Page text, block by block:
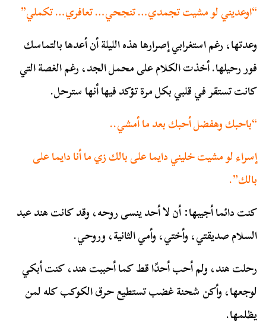
“اوعديني لو مشيت تجمدي… تنجحي… تعافري… تكملي”
وعدتها، رغم استغرابي إصرارها هذه الليلة أن أعدها بالتماسك
فور رحيلها. أخذت الكلام على محمل الجد، رغم الغصة التي
كانت تستقر في قلبي بكل مرة تؤكد فيها أنها سترحل.
“باحبك وهفضل أحبك بعد ما أمشي..
إسراء لو مشيت خليني دايما على بالك زي ما أنا دايما على
بالك”.
كنت دائما أجيبها: أن لا أحد ينسى روحه، وقد كانت هند عبد
السلام صديقتي، وأختي، وأمي الثانية، وروحي.
رحلت هند، ولم أحب أحدًا قط كما أحببت هند، كنت أبكي
لوجعها، وأكن شحنة غضب تستطيع حرق الكوكب كله لمن
يظلمها.